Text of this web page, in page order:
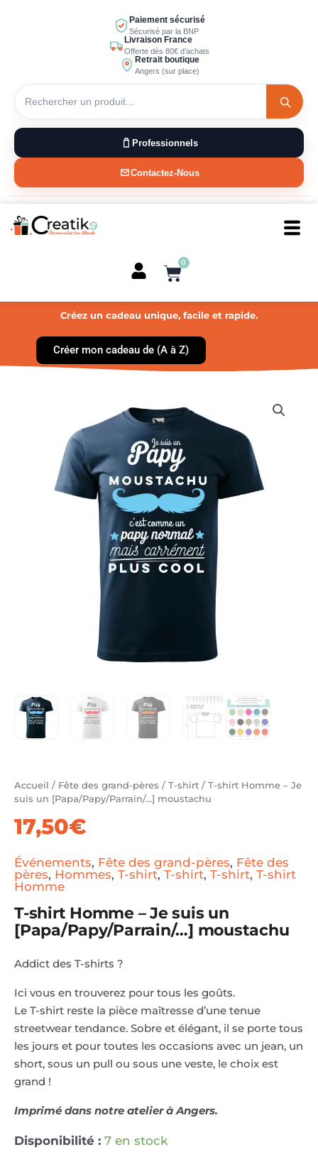
Paiement sécurisé
Sécurisé par la BNP
Livraison France
Offerte dès 80€ d’achats
Retrait boutique
Angers (sur place)
Professionnels
Contactez-Nous
0
Panier
Créez un cadeau unique, facile et rapide.
Créer mon cadeau de (A à Z)
Accueil / Fête des grand-pères / T-shirt / T-shirt Homme – Je
suis un [Papa/Papy/Parrain/…] moustachu
17,50€
Événements, Fête des grand-pères, Fête des
pères, Hommes, T-shirt, T-shirt, T-shirt, T-shirt
Homme
T-shirt Homme – Je suis un
[Papa/Papy/Parrain/…] moustachu
Addict des T-shirts ?
Ici vous en trouverez pour tous les goûts.
Le T-shirt reste la pièce maîtresse d’une tenue
streetwear tendance. Sobre et élégant, il se porte tous
les jours et pour toutes les occasions avec un jean, un
short, sous un pull ou sous une veste, le choix est
grand !
Imprimé dans notre atelier à Angers.
Disponibilité : 7 en stock
de
T-
shirt
Homme
-
Je
suis
un
[Papa/Papy/Parrain/...]
moustachu